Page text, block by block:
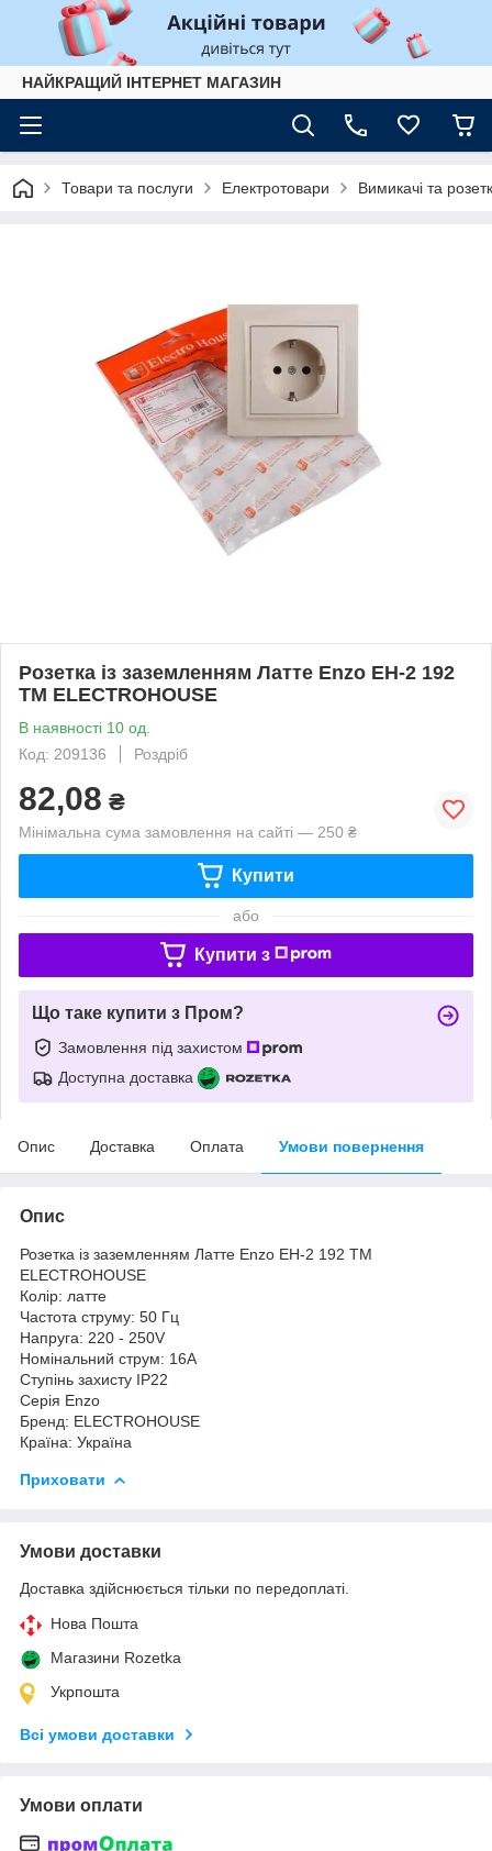
НАЙКРАЩИЙ ІНТЕРНЕТ МАГАЗИН
Товари та послуги Електротовари Вимикачі та
Розетка із заземленням Латте Enzo EH-2 192
ТМ ELECTROHOUSE
В наявності 10 од.
Код: 209136
Роздріб
82,08 ₴
Мінімальна сума замовлення на сайті — 250 ₴
Купити
або
Купити з
Що таке купити з Пром?
Замовлення під захистом
Доступна доставка
Опис Доставка Оплата Умови повернення
Опис
Розетка із заземленням Латте Enzo EH-2 192 ТМ
ELECTROHOUSE
Колір: латте
Частота струму: 50 Гц
Напруга: 220 - 250V
Номінальний струм: 16А
Ступінь захисту IP22
Серія Enzo
Бренд: ELECTROHOUSE
Країна: Україна
Приховати
Умови доставки
Доставка здійснюється тільки по передоплаті.
Нова Пошта
Магазини Rozetka
Укрпошта
Всі умови доставки
Умови оплати